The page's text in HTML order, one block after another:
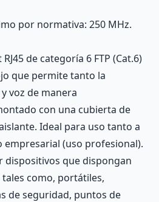
por normativa: 250 MHz.
de categoría 6 FTP (Cat.6)
que permite tanto la
voz de manera
con una cubierta de
Ideal para uso tanto a
empresarial (uso profesional).
dispositivos que dispongan
como, portátiles,
de seguridad, puntos de